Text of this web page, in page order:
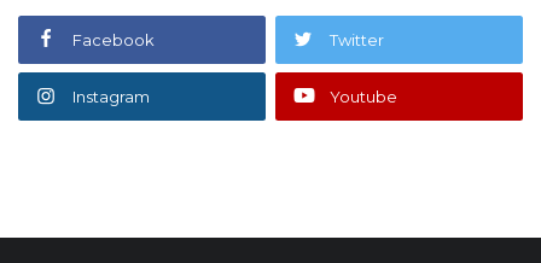
Facebook Twitter
Instagram Youtube